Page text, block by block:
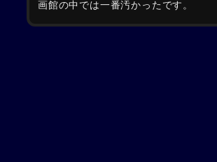
画館の中では一番汚かったです。